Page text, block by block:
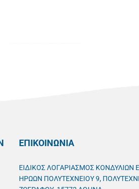
ΕΠΙΚΟΙΝΩΝΙΑ
ΕΙΔΙΚΟΣ ΛΟΓΑΡΙΑΣΜΟΣ ΚΟΝΔΥΛΙΩΝ
ΗΡΩΩΝ ΠΟΛΥΤΕΧΝΕΙΟΥ 9,